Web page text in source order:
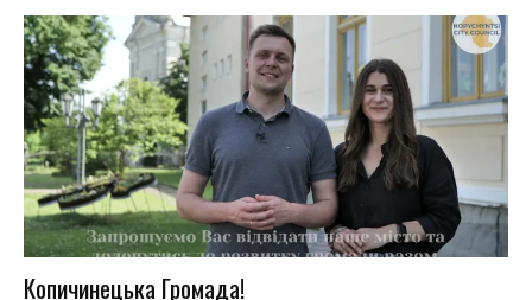
Копичинецька Громада!